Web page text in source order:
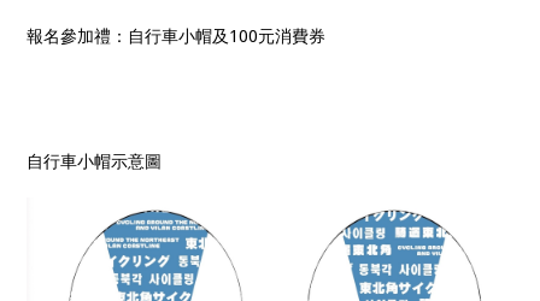
報名參加禮：自行車小帽及100元消費券
自行車小帽示意圖